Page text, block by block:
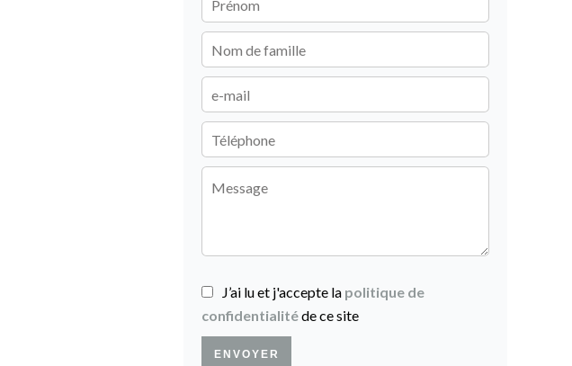
J’ai lu et j'accepte la politique de
confidentialitéde ce site
ENVOYER